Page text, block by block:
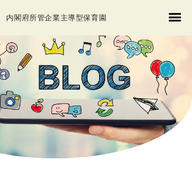
内閣府所管企業主導型保育園